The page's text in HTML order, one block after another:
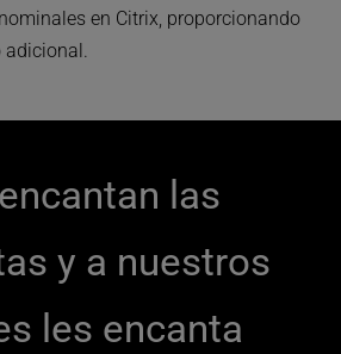
en Citrix, proporcionando
adicional.
las
y a nuestros
les encanta